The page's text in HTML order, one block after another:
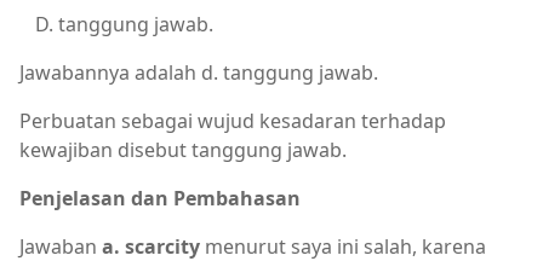
tanggung jawab.
Jawabannya adalah d. tanggung jawab.
Perbuatan sebagai wujud kesadaran terhadap
kewajiban disebut tanggung jawab.
Penjelasan dan Pembahasan
Jawaban a. scarcity menurut saya ini salah, karena